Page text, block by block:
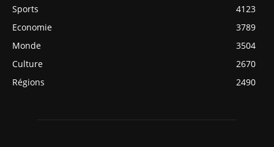
Sports
4123
Economie
3789
Monde
3504
Culture
2670
Régions
2490